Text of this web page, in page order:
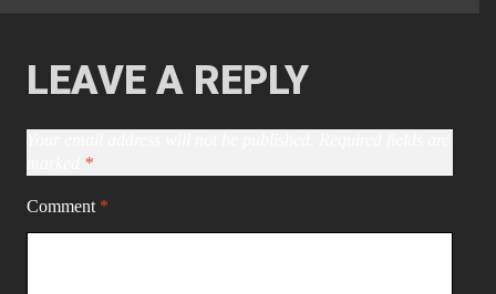
LEAVE A REPLY
*
Comment *